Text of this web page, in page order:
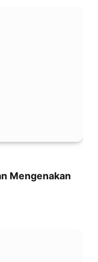
Mengenakan